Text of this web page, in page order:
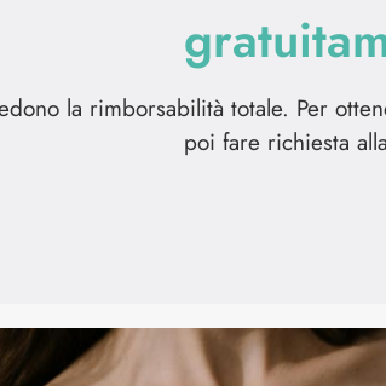
la rimborsabilità totale. Per
poi fare richiesta